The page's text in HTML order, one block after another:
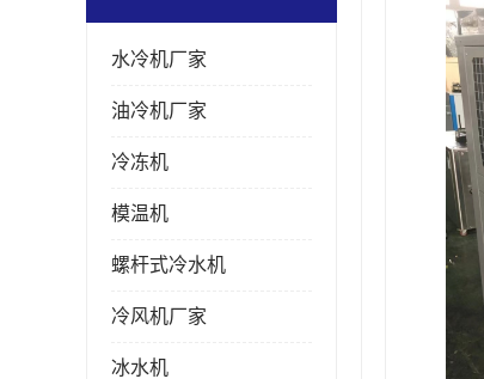
水冷机厂家
油冷机厂家
冷冻机
模温机
螺杆式冷水机
冷风机厂家
冰水机